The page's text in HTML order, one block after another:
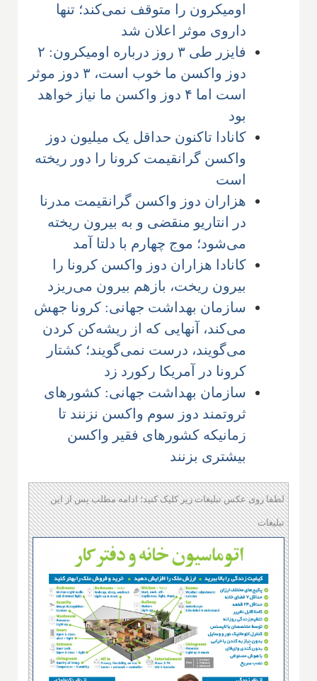
اومیکرون را متوقف نمی‌کند؛ تنها
داروی موثر اعلان شد
فایزر طی ۳ روز درباره اومیکرون: ۲
دوز واکسن ما خوب است، ۳ دوز موثر
است اما ۴ دوز واکسن ما نیاز خواهد
بود
کانادا تاکنون حداقل یک میلیون دوز
واکسن گرانقیمت کرونا را دور ریخته
است
هزاران دوز واکسن گرانقیمت مدرنا
در انتاریو منقضی و به بیرون ریخته
می‌شود؛ موج چهارم با دلتا آمد
کانادا هزاران دوز واکسن کرونا را
بیرون ریخت، بازهم بیرون می‌ریزد
سازمان بهداشت جهانی: کرونا جهش
می‌کند، آنهایی که از ریشه‌کن کردن
می‌گویند، درست نمی‌گویند؛ کشتار
کرونا در آمریکا رکورد زد
سازمان بهداشت جهانی: کشورهای
ثروتمند دوز سوم واکسن نزنند تا
زمانیکه کشورهای فقیر واکسن
بیشتری بزنند
لطفا روی عکس تبلیغات زیر کلیک کنید؛ ادامه مطلب پس از این
تبلیغات